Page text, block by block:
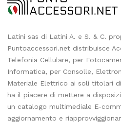
Latini sas di Latini A. e S. & C.
Puntoaccessori.net distribuisce
Telefonia Cellulare, per
Informatica, per Consolle,
Materiale Elettrico ai soli titolari
ha il piacere di mettere a
un catalogo multimediale E-
aggiornamento e